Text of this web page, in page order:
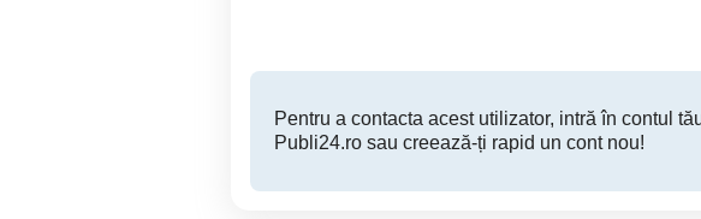
Pentru a contacta acest utilizator, intră în contul
Publi24.ro sau creează-ți rapid un cont nou!